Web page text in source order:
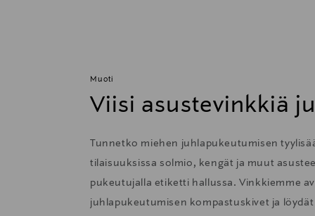
Muoti
Viisi asustevinkkiä
Tunnetko miehen juhlapukeutumisen
tilaisuuksissa solmio, kengät ja muut
pukeutujalla etiketti hallussa. Vinkkiemme
juhlapukeutumisen kompastuskivet ja